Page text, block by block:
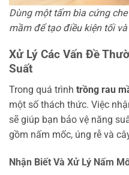
Dùng một tấm bìa cứng
mầm để tạo điều kiện tối
Xử Lý Các Vấn Đề
Suất
Trong quá trình trồng rau
một số thách thức. Việc
sẽ giúp bạn bảo vệ năng
gồm nấm mốc, úng rễ và
Nhận Biết Và Xử Lý Nấm